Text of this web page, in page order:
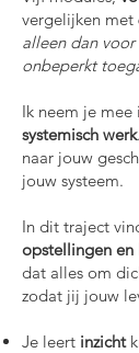
vergelijken met
alleen dan
onbeperkt
Ik neem je mee
systemisch werk
naar jouw
jouw systeem.
In dit traject
opstellingen en
dat alles om
zodat jij jouw
Je leert inzicht